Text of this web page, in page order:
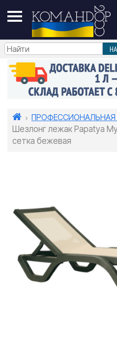
ПРОФЕССИОНАЛЬНАЯ
Шезлонг лежак Papatya
сетка бежевая